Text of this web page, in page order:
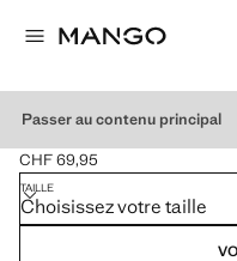
Passer au contenu principal
GRAND PANIER À
Prix actuel [CHF 69,95 ]
CHF 69,95
Choisissez une couleur
TAILLE
Choisissez votre taille